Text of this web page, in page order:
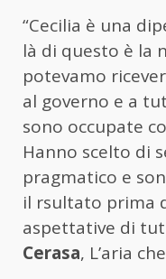
“Cecilia è una
là di questo è la
potevamo
al governo e a
sono occupate
Hanno scelto di
pragmatico e
il rsultato prima
aspettative di
Cerasa, L’aria